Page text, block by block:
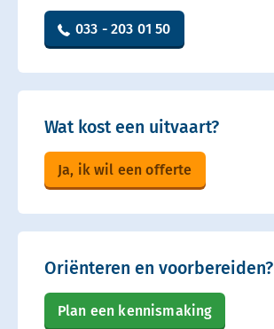
033 - 203 01 50
Wat kost een uitvaart?
Ja, ik wil een offerte
Oriënteren en voorbereiden?
Plan een kennismaking